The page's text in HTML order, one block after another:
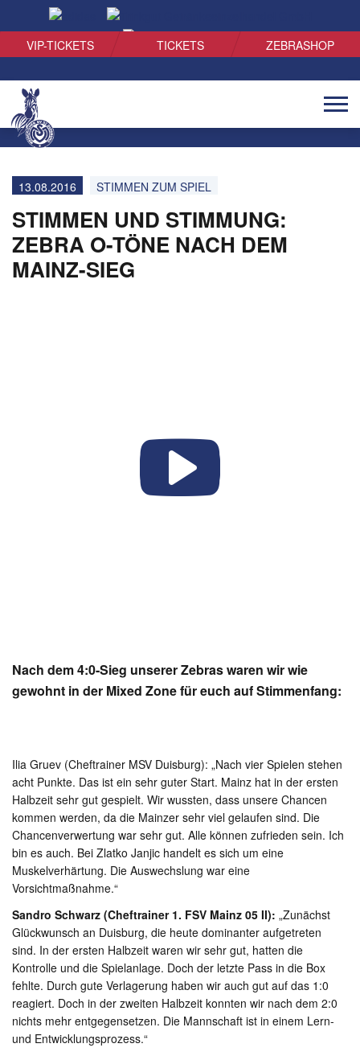
VIP-TICKETS TICKETS ZEBRASHOP
13.08.2016 STIMMEN ZUM SPIEL
STIMMEN UND STIMMUNG:
ZEBRA O-TÖNE NACH DEM
MAINZ-SIEG
Nach dem 4:0-Sieg unserer Zebras waren wir wie
gewohnt in der Mixed Zone für euch auf Stimmenfang:
Ilia Gruev (Cheftrainer MSV Duisburg): „Nach vier Spielen stehen
acht Punkte. Das ist ein sehr guter Start. Mainz hat in der ersten
Halbzeit sehr gut gespielt. Wir wussten, dass unsere Chancen
kommen werden, da die Mainzer sehr viel gelaufen sind. Die
Chancenverwertung war sehr gut. Alle können zufrieden sein. Ich
bin es auch. Bei Zlatko Janjic handelt es sich um eine
Muskelverhärtung. Die Auswechslung war eine
Vorsichtmaßnahme.“
Sandro Schwarz (Cheftrainer 1. FSV Mainz 05 II): „Zunächst
Glückwunsch an Duisburg, die heute dominanter aufgetreten
sind. In der ersten Halbzeit waren wir sehr gut, hatten die
Kontrolle und die Spielanlage. Doch der letzte Pass in die Box
fehlte. Durch gute Verlagerung haben wir auch gut auf das 1:0
reagiert. Doch in der zweiten Halbzeit konnten wir nach dem 2:0
nichts mehr entgegensetzen. Die Mannschaft ist in einem Lern-
und Entwicklungsprozess.“